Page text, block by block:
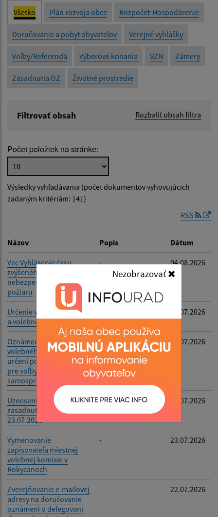
Nezobrazovať
Všetko Plán rozvoja obce Rozpočet-Hospodárenie
Doručovanie a pobyt obyvateľov Verejné vyhlášky
Voľby/Referendá Výberové konania VZN Zámery
Zasadnutia OZ Životné prostredie
Filtrovať obsah Rozbaliť obsah filtra
Popis:
Dátum zverejnenia od:
Reset
Počet položiek na stránke:
Výsledky vyhľadávania (počet dokumentov vyhovujúcich
zadaným kritériám: 141)
RSS
Názov Popis Dátum
Vec Vyhlásenie času
zvýšeného
nebezpečenstva vzniku
požiaru
- 04.08.2026
Určenie volebné okrsku
a volebnej miestnosti
24.07.2026
Oznámenie o utvorení
volebného obvodu a o
určení počtu poslancov
pre voľby do orgánov
samosprávy obcí
- 23.07.2026
Uznesenia zo XXII.
zasadnutia zo dňa
23.07.2026
- 23.07.2026
Vymenovanie
zapisovateľa miestnej
volebnej komisie v
Rokycanoch
- 23.07.2026
Zverejňovanie e-mailovej
adresy na doručovanie
oznámení o delegovaní
- 22.07.2026